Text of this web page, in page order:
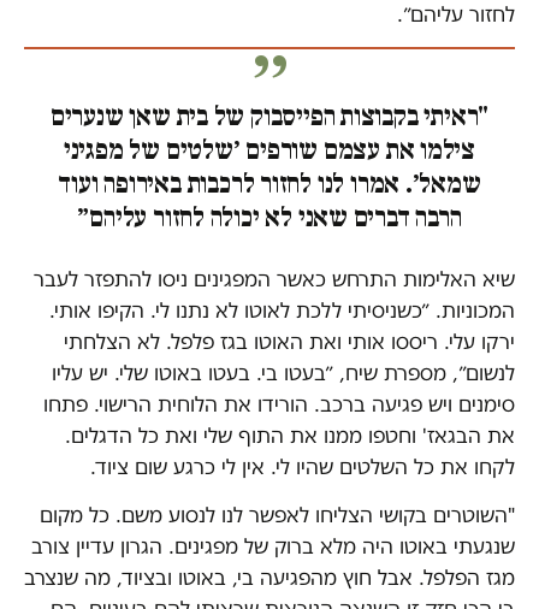
לחזור עליהם״.
"ראיתי בקבוצות הפייסבוק של בית שאן שנערים
צילמו את עצמם שורפים ׳שלטים של מפגיני
שמאל׳. אמרו לנו לחזור לרכבות באירופה ועוד
הרבה דברים שאני לא יכולה לחזור עליהם״
שיא האלימות התרחש כאשר המפגינים ניסו להתפזר לעבר
המכוניות. ״כשניסיתי ללכת לאוטו לא נתנו לי. הקיפו אותי.
ירקו עלי. ריססו אותי ואת האוטו בגז פלפל. לא הצלחתי
לנשום״, מספרת שיח, ״בעטו בי. בעטו באוטו שלי. יש עליו
סימנים ויש פגיעה ברכב. הורידו את הלוחית הרישוי. פתחו
את הבגאז' וחטפו ממנו את התוף שלי ואת כל הדגלים.
לקחו את כל השלטים שהיו לי. אין לי כרגע שום ציוד.
"השוטרים בקושי הצליחו לאפשר לנו לנסוע משם. כל מקום
שנגעתי באוטו היה מלא ברוק של מפגינים. הגרון עדיין צורב
מגז הפלפל. אבל חוץ מהפגיעה בי, באוטו ובציוד, מה שנצרב